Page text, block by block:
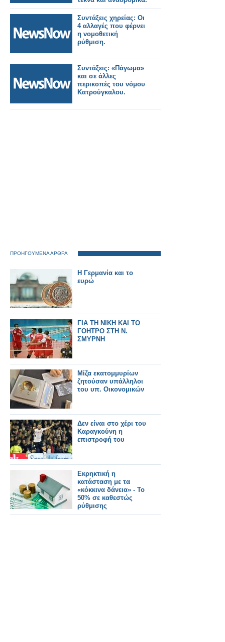
Συντάξεις χηρείας: Οι
4 αλλαγές που φέρνει
η νομοθετική
ρύθμιση.
Συντάξεις: «Πάγωμα»
και σε άλλες
περικοπές του νόμου
Κατρούγκαλου.
ΠΡΟΗΓΟΥΜΕΝΑ ΑΡΘΡΑ
Η Γερμανία και το
ευρώ
ΓΙΑ ΤΗ ΝΙΚΗ ΚΑΙ ΤΟ
ΓΟΗΤΡΟ ΣΤΗ Ν.
ΣΜΥΡΝΗ
Μίζα εκατομμυρίων
ζητούσαν υπάλληλοι
του υπ. Οικονομικών
Δεν είναι στο χέρι του
Καραγκούνη η
επιστροφή του
Εκρηκτική η
κατάσταση με τα
«κόκκινα δάνεια» - Το
50% σε καθεστώς
ρύθμισης